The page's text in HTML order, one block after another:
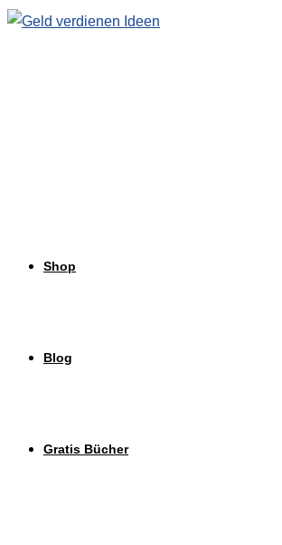
Zum
Shop
Blog
Gratis Bücher